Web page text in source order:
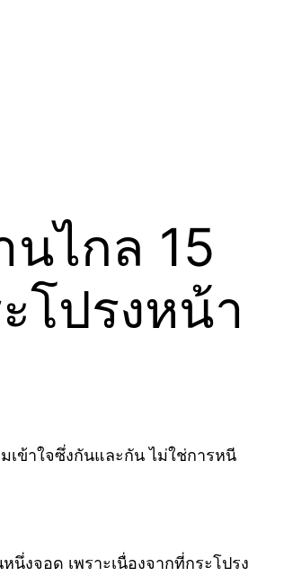
ไกล 15
โปรงหน้า
เข้าใจซึ่งกันและกัน ไม่ใช่การหนี
นึ่งจอด เพราะเนื่องจากที่กระโปรง